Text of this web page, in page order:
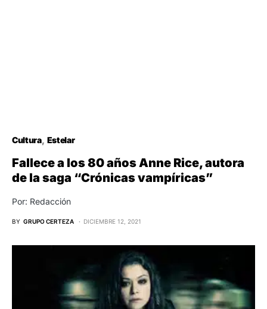
Cultura Estelar
Fallece a los 80 años Anne Rice, autora
de la saga “Crónicas vampíricas”
Por: Redacción
BY GRUPO CERTEZA DICIEMBRE 12, 2021